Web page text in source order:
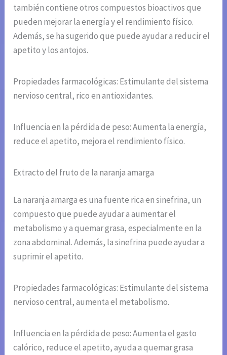
también contiene otros compuestos bioactivos que
pueden mejorar la energía y el rendimiento físico.
Además, se ha sugerido que puede ayudar a reducir el
apetito y los antojos.
Propiedades farmacológicas: Estimulante del sistema
nervioso central, rico en antioxidantes.
Influencia en la pérdida de peso: Aumenta la energía,
reduce el apetito, mejora el rendimiento físico.
Extracto del fruto de la naranja amarga
La naranja amarga es una fuente rica en sinefrina, un
compuesto que puede ayudar a aumentar el
metabolismo y a quemar grasa, especialmente en la
zona abdominal. Además, la sinefrina puede ayudar a
suprimir el apetito.
Propiedades farmacológicas: Estimulante del sistema
nervioso central, aumenta el metabolismo.
Influencia en la pérdida de peso: Aumenta el gasto
calórico, reduce el apetito, ayuda a quemar grasa